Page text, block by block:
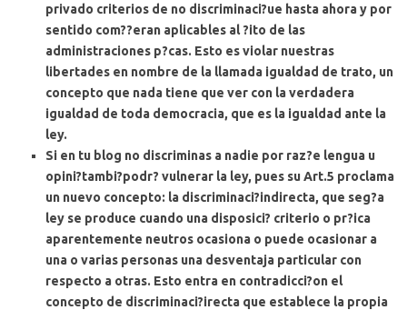
privado criterios de no discriminaci?ue hasta ahora y por
sentido com??eran aplicables al ?ito de las
administraciones p?cas. Esto es violar nuestras
libertades en nombre de la llamada igualdad de trato, un
concepto que nada tiene que ver con la verdadera
igualdad de toda democracia, que es la igualdad ante la
ley.
Si en tu blog no discriminas a nadie por raz?e lengua u
opini?tambi?podr? vulnerar la ley, pues su Art.5 proclama
un nuevo concepto: la discriminaci?indirecta, que seg?a
ley se produce cuando una disposici? criterio o pr?ica
aparentemente neutros ocasiona o puede ocasionar a
una o varias personas una desventaja particular con
respecto a otras. Esto entra en contradicci?on el
concepto de discriminaci?irecta que establece la propia